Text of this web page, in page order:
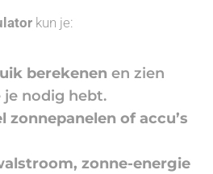
kun je:
berekenen en zien
je nodig hebt.
zonnepanelen of accu’s
zonne-energie